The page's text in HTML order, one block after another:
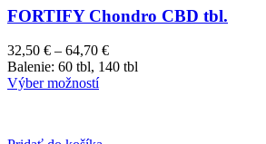
FORTIFY Chondro CBD tbl.
32,50 € – 64,70 €Price
range:
Balenie: 60 tbl, 140 tbl
Výber možností